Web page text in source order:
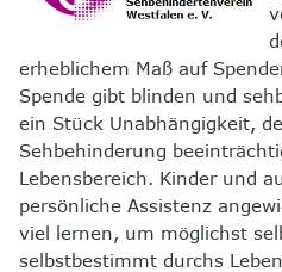
erheblichem Maß auf
Spende gibt blinden und
ein Stück Unabhängigkeit,
Sehbehinderung
Lebensbereich. Kinder und
persönliche Assistenz
viel lernen, um möglichst
selbstbestimmt durchs